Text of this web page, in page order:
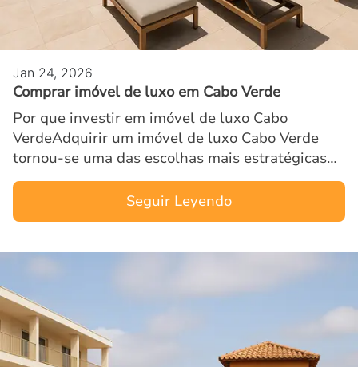
Jan 24, 2026
Comprar imóvel de luxo em Cabo Verde
Por que investir em imóvel de luxo Cabo
VerdeAdquirir um imóvel de luxo Cabo Verde
tornou‑se uma das escolhas mais estratégicas
para investidores que buscam alto padrão,
segurança jurídica e valorizaç…
Seguir Leyendo